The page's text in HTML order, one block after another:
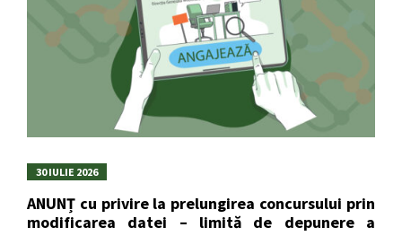
30 IULIE 2026
ANUNȚ cu privire la prelungirea concursului prin
modificarea datei – limită de depunere a